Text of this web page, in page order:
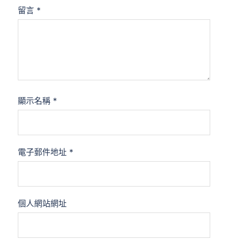
留言 *
顯示名稱 *
電子郵件地址 *
個人網站網址